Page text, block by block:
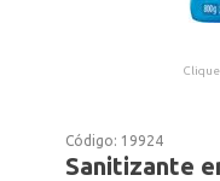
Código: 19924
Sanitizante